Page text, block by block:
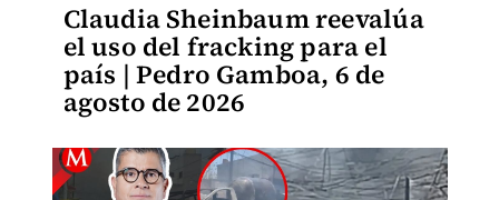
Claudia Sheinbaum reevalúa
el uso del fracking para el
país | Pedro Gamboa, 6 de
agosto de 2026